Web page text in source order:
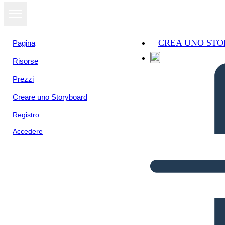
Pagina
Risorse
Prezzi
Creare uno Storyboard
Registro
Accedere
CREA UNO